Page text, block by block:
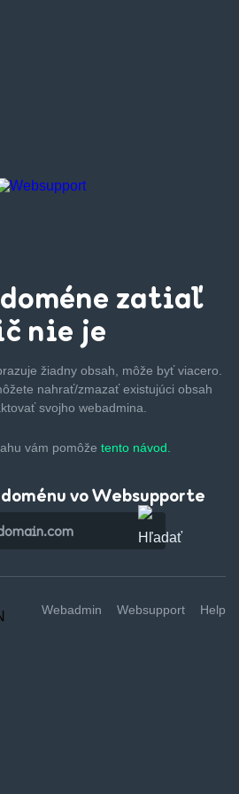
doméne zatiaľ
nie je
žiadny obsah, môže byťviacero.
nahrať/zmazaťexistujúci obsah
svojho webadmina.
vám pomôže tento návod.
vo Websupporte
Webadmin Websupport Help